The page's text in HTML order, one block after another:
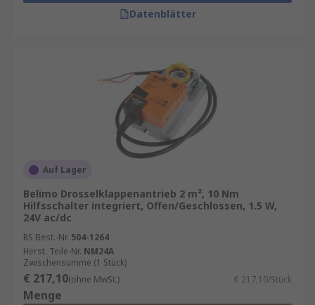
Datenblätter
Auf Lager
Belimo Drosselklappenantrieb 2 m², 10 Nm
Hilfsschalter integriert, Offen/Geschlossen, 1.5 W,
24V ac/dc
RS Best.-Nr. 504-1264
Herst. Teile-Nr. NM24A
Zwischensumme (1 Stück)
€ 217,10(ohne MwSt.) € 217,10/Stück
Menge